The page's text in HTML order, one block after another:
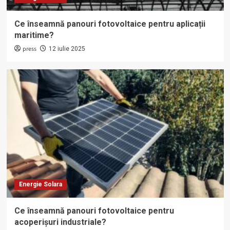
Ce înseamnă panouri fotovoltaice pentru aplicații
maritime?
press 12 iulie 2025
Energie Solara
Ce înseamnă panouri fotovoltaice pentru
acoperișuri industriale?